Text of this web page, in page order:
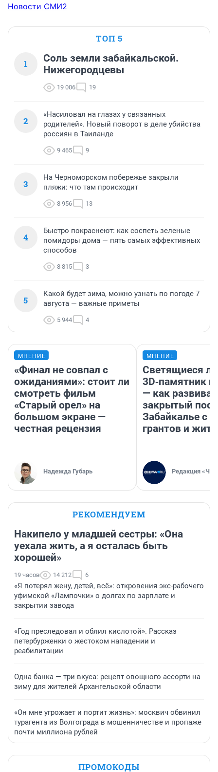
Новости СМИ2
ТОП 5
1
Соль земли забайкальской.
Нижегородцевы
19 006 19
2
«Насиловал на глазах у связанных
родителей». Новый поворот в деле убийства
россиян в Таиланде
9 465 9
3
На Черноморском побережье закрыли
пляжи: что там происходит
8 956 13
4
Быстро покраснеют: как соспеть зеленые
помидоры дома — пять самых эффективных
способов
8 815 3
5
Какой будет зима, можно узнать по погоде 7
августа — важные приметы
5 944 4
МНЕНИЕ
«Финал не совпал с
ожиданиями»: стоит ли
смотреть фильм
«Старый орел» на
большом экране —
честная рецензия
Надежда Губарь
МНЕНИЕ
Светящиеся
3D‑памятник и
— как
закрытый
Забайкалье с
грантов и
Редакция
РЕКОМЕНДУЕМ
Накипело у младшей сестры: «Она
уехала жить, а я осталась быть
хорошей»
19 часов 14 212 6
«Я потерял жену, детей, всё»: откровения экс-рабочего
уфимской «Лампочки» о долгах по зарплате и
закрытии завода
«Год преследовал и облил кислотой». Рассказ
петербурженки о жестоком нападении и
реабилитации
Одна банка — три вкуса: рецепт овощного ассорти на
зиму для жителей Архангельской области
«Он мне угрожает и портит жизнь»: москвич обвинил
турагента из Волгограда в мошенничестве и пропаже
почти миллиона рублей
ПРОМОКОДЫ